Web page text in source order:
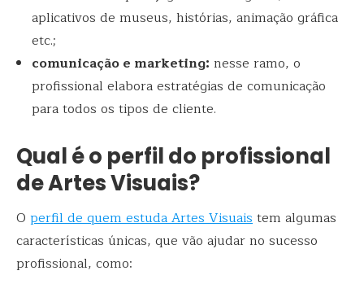
aplicativos de museus, histórias, animação gráfica
etc.;
comunicação e marketing: nesse ramo, o
profissional elabora estratégias de comunicação
para todos os tipos de cliente.
Qual é o perfil do profissional
de Artes Visuais?
O perfil de quem estuda Artes Visuaistem algumas
características únicas, que vão ajudar no sucesso
profissional, como: